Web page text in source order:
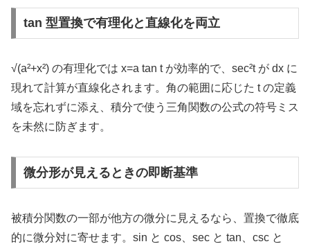
tan 型置換で有理化と直線化を両立
√(a²+x²) の有理化では x=a tan t が効率的で、sec²t が dx に
現れて計算が直線化されます。角の範囲に応じた t の定義
域を忘れずに添え、積分で使う三角関数の公式の符号ミス
を未然に防ぎます。
微分形が見えるときの即断基準
被積分関数の一部が他方の微分に見えるなら、置換で徹底
的に微分対に寄せます。sin と cos、sec と tan、csc と